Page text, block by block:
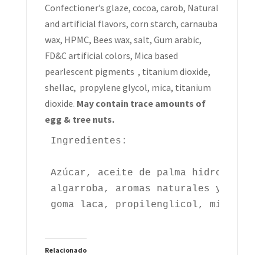
Confectioner’s glaze, cocoa, carob, Natural
and artificial flavors, corn starch, carnauba
wax, HPMC, Bees wax, salt, Gum arabic,
FD&C artificial colors, Mica based
pearlescent pigments , titanium dioxide,
shellac, propylene glycol, mica, titanium
dioxide. May contain trace amounts of
egg & tree nuts.
Ingredientes:
Azúcar, aceite de palma
algarroba, aromas naturales y
goma laca, propilenglicol, mica,
Relacionado